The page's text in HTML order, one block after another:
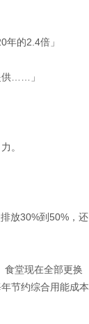
的2.4倍」
供……」
。
放30%到50%，还
食堂现在全部更换
节约综合用能成本